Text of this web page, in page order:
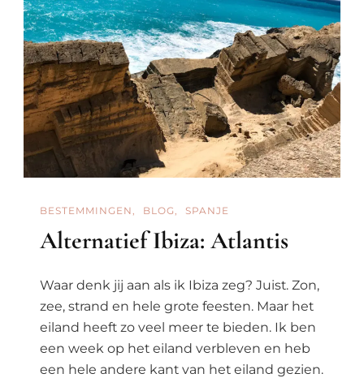
BESTEMMINGEN BLOG SPANJE
Alternatief Ibiza: Atlantis
Waar denk jij aan als ik Ibiza zeg? Juist. Zon,
zee, strand en hele grote feesten. Maar het
eiland heeft zo veel meer te bieden. Ik ben
een week op het eiland verbleven en heb
een hele andere kant van het eiland gezien.